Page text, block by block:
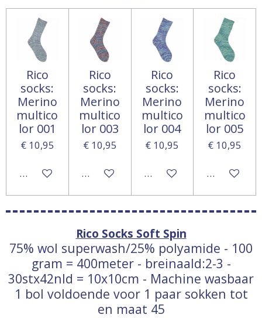
Rico
socks:
Merino
multico
lor 001
€ 10,95
In winkelwagen
Rico
socks:
Merino
multico
lor 003
€ 10,95
In winkelwagen
Rico
socks:
Merino
multico
lor 004
€ 10,95
In winkelwagen
Rico
socks:
Merino
multico
lor 005
€ 10,95
In
Rico Socks Soft Spin
75% wol superwash/25% polyamide - 100
gram = 400meter - breinaald:2-3 -
30stx42nld = 10x10cm - Machine wasbaar
1 bol voldoende voor 1 paar sokken tot
en maat 45